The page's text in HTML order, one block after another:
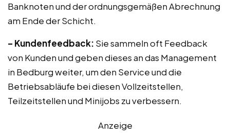
Banknoten und der ordnungsgemäßen Abrechnung
am Ende der Schicht.
– Kundenfeedback: Sie sammeln oft Feedback
von Kunden und geben dieses an das Management
in Bedburg weiter, um den Service und die
Betriebsabläufe bei diesen Vollzeitstellen,
Teilzeitstellen und Minijobs zu verbessern.
Anzeige